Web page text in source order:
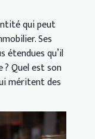
qui peut
Ses
qu’il
? Quel est son
méritent des